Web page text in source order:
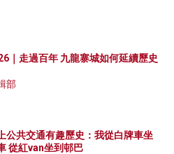
｜走過百年 九龍寨城如何延續歷史
部
公共交通有趣歷史：我從白牌車坐
從紅van坐到邨巴